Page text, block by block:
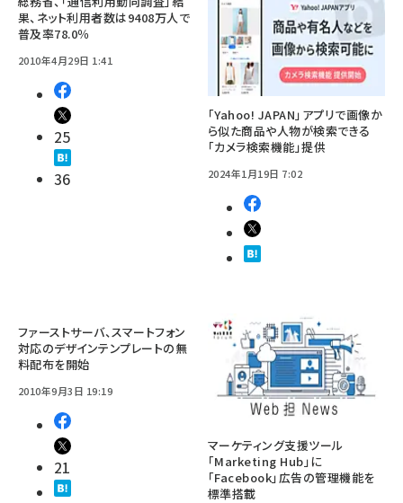
果、ネット利用者数は9408万人で
普及率78.0％
2010年4月29日 1:41
25
36
「Yahoo! JAPAN」アプリで画像か
ら似た商品や人物が検索できる
「カメラ検索機能」提供
2024年1月19日 7:02
ファーストサーバ、スマートフォン
対応のデザインテンプレートの無
料配布を開始
2010年9月3日 19:19
21
マーケティング支援ツール
「Marketing Hub」に
「Facebook」広告の管理機能を
標準搭載